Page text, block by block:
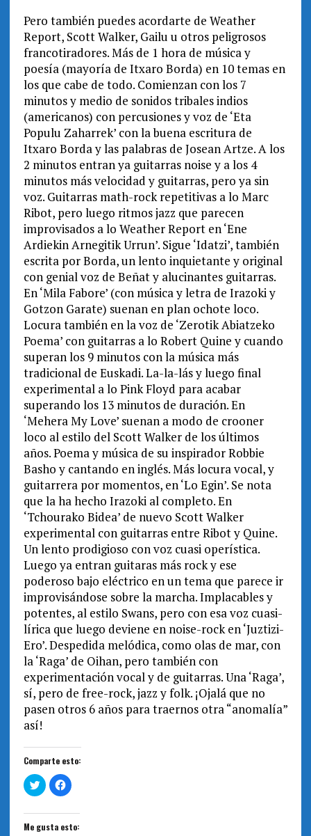
Pero también puedes acordarte de Weather
Report, Scott Walker, Gailu u otros peligrosos
francotiradores. Más de 1 hora de música y
poesía (mayoría de Itxaro Borda) en 10 temas en
los que cabe de todo. Comienzan con los 7
minutos y medio de sonidos tribales indios
(americanos) con percusiones y voz de ‘Eta
Populu Zaharrek’ con la buena escritura de
Itxaro Borda y las palabras de Josean Artze. A los
2 minutos entran ya guitarras noise y a los 4
minutos más velocidad y guitarras, pero ya sin
voz. Guitarras math-rock repetitivas a lo Marc
Ribot, pero luego ritmos jazz que parecen
improvisados a lo Weather Report en ‘Ene
Ardiekin Arnegitik Urrun’. Sigue ‘Idatzi’, también
escrita por Borda, un lento inquietante y original
con genial voz de Beñat y alucinantes guitarras.
En ‘Mila Fabore’ (con música y letra de Irazoki y
Gotzon Garate) suenan en plan ochote loco.
Locura también en la voz de ‘Zerotik Abiatzeko
Poema’ con guitarras a lo Robert Quine y cuando
superan los 9 minutos con la música más
tradicional de Euskadi. La-la-lás y luego final
experimental a lo Pink Floyd para acabar
superando los 13 minutos de duración. En
‘Mehera My Love’ suenan a modo de crooner
loco al estilo del Scott Walker de los últimos
años. Poema y música de su inspirador Robbie
Basho y cantando en inglés. Más locura vocal, y
guitarrera por momentos, en ‘Lo Egin’. Se nota
que la ha hecho Irazoki al completo. En
‘Tchourako Bidea’ de nuevo Scott Walker
experimental con guitarras entre Ribot y Quine.
Un lento prodigioso con voz cuasi operística.
Luego ya entran guitaras más rock y ese
poderoso bajo eléctrico en un tema que parece ir
improvisándose sobre la marcha. Implacables y
potentes, al estilo Swans, pero con esa voz cuasi-
lírica que luego deviene en noise-rock en ‘Juztizi-
Ero’. Despedida melódica, como olas de mar, con
la ‘Raga’ de Oihan, pero también con
experimentación vocal y de guitarras. Una ‘Raga’,
sí, pero de free-rock, jazz y folk. ¡Ojalá que no
pasen otros 6 años para traernos otra “anomalía”
así!
Comparte esto:
H
a
l
i
c
H
a
l
i
c
Me gusta esto: